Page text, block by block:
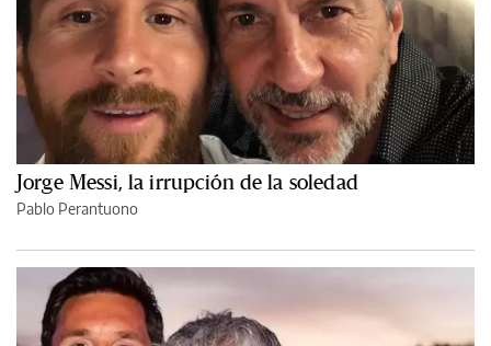
Jorge Messi, la irrupción de la soledad
Pablo Perantuono